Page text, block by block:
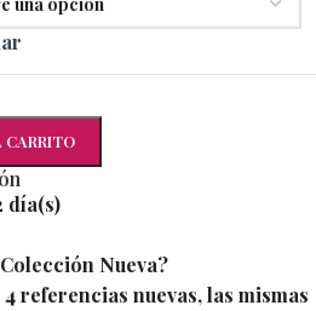
CARRITO
día(s)
Nueva?
4 referencias nuevas, las mismas